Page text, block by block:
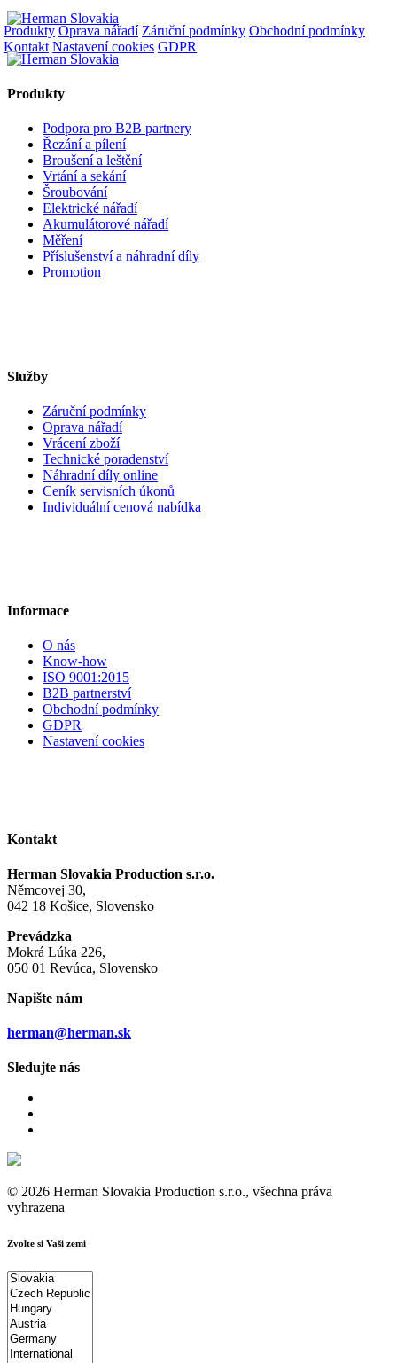
Produkty Oprava nářadí Záruční podmínky Obchodní podmínky
Kontakt Nastavení cookies GDPR
Produkty
Podpora pro B2B partnery
Řezání a pílení
Broušení a leštění
Vrtání a sekání
Šroubování
Elektrické nářadí
Akumulátorové nářadí
Měření
Příslušenství a náhradní díly
Promotion
Služby
Záruční podmínky
Oprava nářadí
Vrácení zboží
Technické poradenství
Náhradní díly online
Ceník servisních úkonů
Individuální cenová nabídka
Informace
O nás
Know-how
ISO 9001:2015
B2B partnerství
Obchodní podmínky
GDPR
Nastavení cookies
Kontakt
Herman Slovakia Production s.r.o.
Němcovej 30,
042 18 Košice, Slovensko
Prevádzka
Mokrá Lúka 226,
050 01 Revúca, Slovensko
Napište nám
herman@herman.sk
Sledujte nás
© 2026 Herman Slovakia Production s.r.o., všechna práva
vyhrazena
Zvolte si Vaši zemi